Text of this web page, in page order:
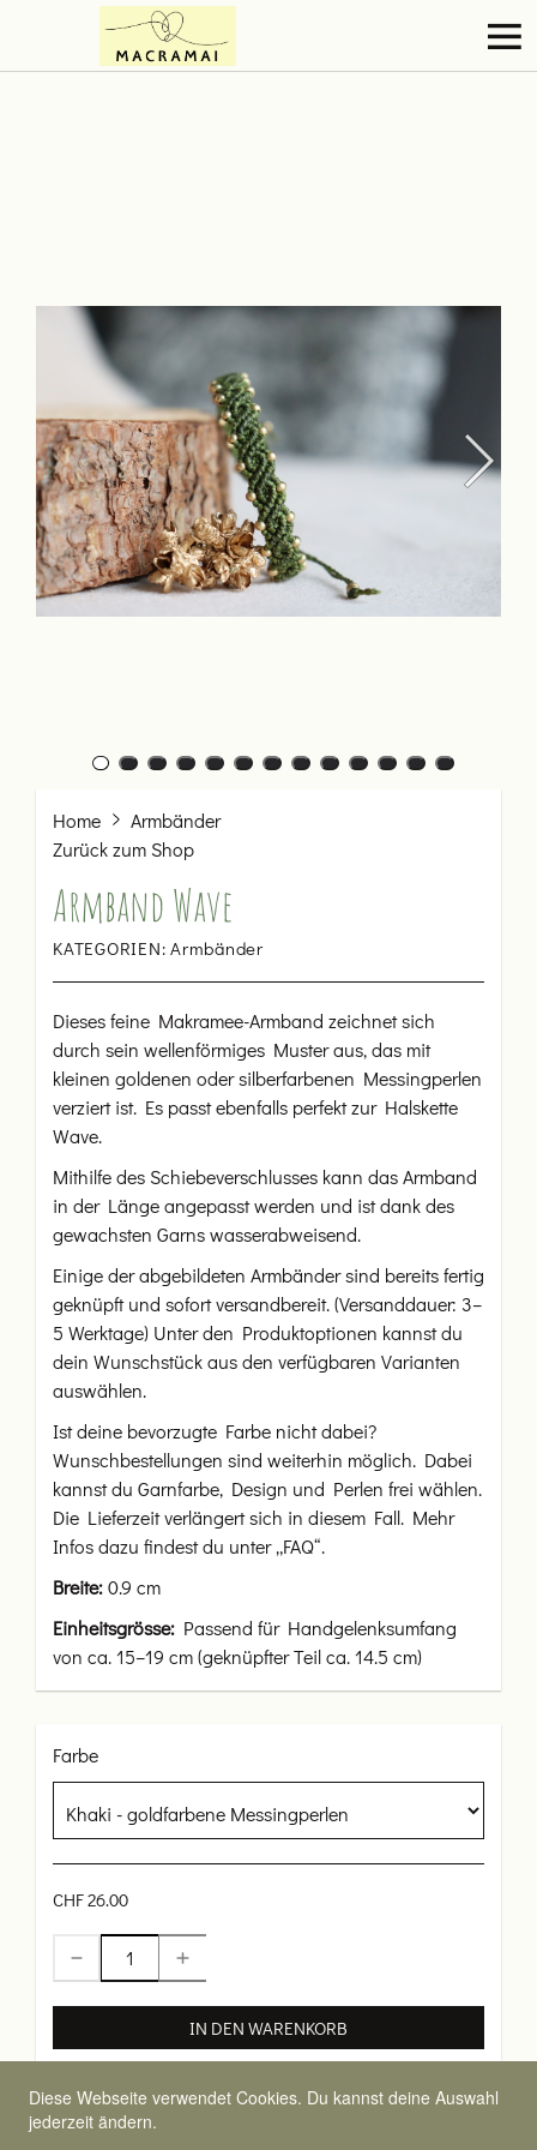
Home
Armbänder
Zurück zum Shop
Armband Wave
KATEGORIEN: Armbänder
Dieses feine Makramee-Armband zeichnet sich
durch sein wellenförmiges Muster aus, das mit
kleinen goldenen oder silberfarbenen Messingperlen
verziert ist. Es passt ebenfalls perfekt zur Halskette
Wave.
Mithilfe des Schiebeverschlusses kann das Armband
in der Länge angepasst werden und ist dank des
gewachsten Garns wasserabweisend.
Einige der abgebildeten Armbänder sind bereits fertig
geknüpft und sofort versandbereit. (Versanddauer: 3–
5 Werktage) Unter den Produktoptionen kannst du
dein Wunschstück aus den verfügbaren Varianten
auswählen.
Ist deine bevorzugte Farbe nicht dabei?
Wunschbestellungen sind weiterhin möglich. Dabei
kannst du Garnfarbe, Design und Perlen frei wählen.
Die Lieferzeit verlängert sich in diesem Fall. Mehr
Infos dazu findest du unter „FAQ“.
Breite:0.9 cm
Einheitsgrösse: Passend für Handgelenksumfang
von ca. 15–19 cm (geknüpfter Teil ca. 14.5 cm)
Farbe
CHF 26.00
IN DEN WARENKORB
Diese Webseite verwendet Cookies. Du kannst deine Auswahl
jederzeit ändern.